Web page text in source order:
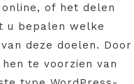
of het delen
u bepalen welke
deze doelen. Door
te voorzien van